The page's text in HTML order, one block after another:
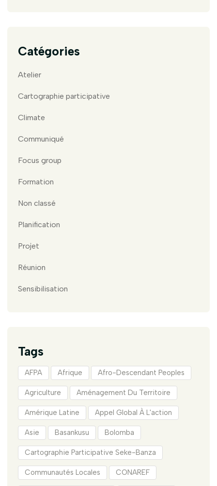
Catégories
Atelier
Cartographie participative
Climate
Communiqué
Focus group
Formation
Non classé
Planification
Projet
Réunion
Sensibilisation
Tags
AFPA Afrique Afro-Descendant Peoples
Agriculture Aménagement Du Territoire
Amérique Latine Appel Global À L'action
Asie Basankusu Bolomba
Cartographie Participative Seke-Banza
Communautés Locales CONAREF